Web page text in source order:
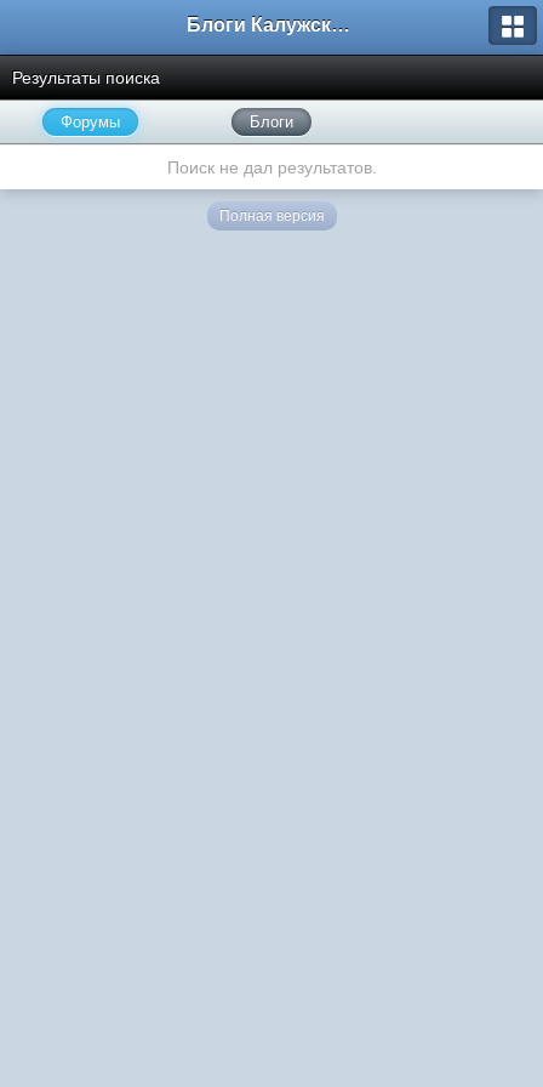
Блоги Калужского перекрестка
Результаты поиска
Форумы Блоги
Поиск не дал результатов.
Полная версия